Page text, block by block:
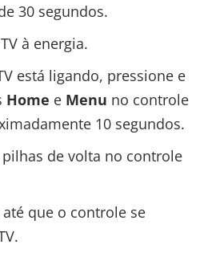
30 segundos.
à energia.
está ligando, pressione e
Home e Menu no controle
10 segundos.
de volta no controle
que o controle se